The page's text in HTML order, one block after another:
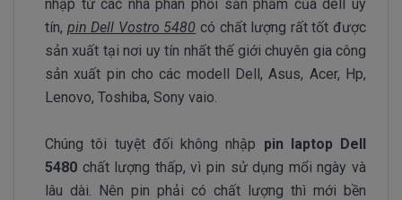
nhập từ các nhà phân phối sản phẩm của dell uy
tín, pin Dell Vostro 5480 có chất lượng rất tốt được
sản xuất tại nơi uy tín nhất thế giới chuyên gia công
sản xuất pin cho các modell Dell, Asus, Acer, Hp,
Lenovo, Toshiba, Sony vaio.
Chúng tôi tuyệt đối không nhập pin laptop Dell
5480 chất lượng thấp, vì pin sử dụng mổi ngày và
lâu dài. Nên pin phải có chất lượng thì mới bền